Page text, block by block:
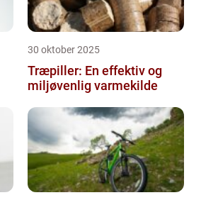
30 oktober 2025
Træpiller: En effektiv og
miljøvenlig varmekilde